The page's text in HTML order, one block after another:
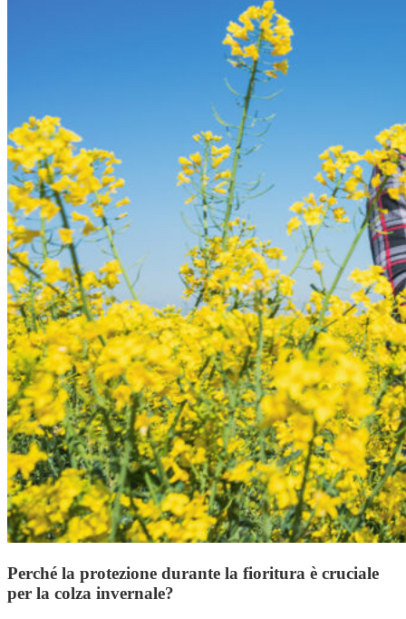
Perché la protezione durante la fioritura è cruciale
per la colza invernale?